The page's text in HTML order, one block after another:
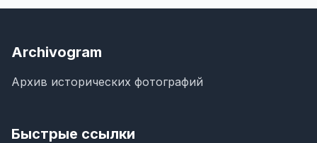
Archivogram
Архив исторических фотографий
Быстрые ссылки